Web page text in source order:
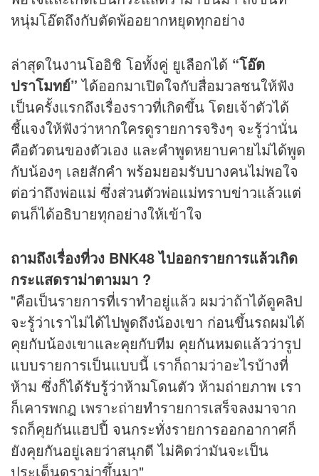
หนุ่มโอ๊ตถึงกับตัดพ้ออยากหยุดทุกอย่าง
ล่าสุดในงานโออิชิ โอทั้งคู่ ยูเลือกได้ “โอ๊ต
ปราโมทย์”ได้ออกมาเปิดใจกับสื่อมวลชนให้ฟัง
เป็นครั้งแรกถึงเรื่องราวที่เกิดขึ้น โดยเจ้าตัวได้
ชี้แจงให้ฟังว่าหากใครดูรายการจริงๆ จะรู้ว่านั่น
คือตัวตนของตัวเอง และคำพูดหยาบคายไม่ได้พูด
กับน้องๆ เลยสักคำ พร้อมยอมรับบางคนไม่พอใจ
ต่อว่าถึงพ่อแม่ ซึ่งส่วนตัวพ่อแม่ทราบข่าวแล้วแต่
ตนก็ได้อธิบายทุกอย่างให้เข้าใจ
ถามถึงเรื่องที่วง BNK48 ไปออกรายการแล้วเกิด
กระแสดราม่าตามมา ?
"คือเป็นรายการที่เราทำอยู่แล้ว ผมว่าถ้าได้ดูคลิป
จะรู้ว่าเราไม่ได้ไปพูดถึงน้องเขา ก่อนขึ้นรถผมได้
คุยกับน้องเขาและคุยกับทีม คุยกันหมดแล้วว่ารูป
แบบรายการเป็นแบบนี้ เราก็ถามว่าอะไรบ้างที่
ห้าม ซึ่งก็ได้รับรู้ว่าห้ามโดนตัว ห้ามถ่ายภาพ เรา
ก็เคารพกฎ เพราะถ่ายทำรายการเสร็จลงมาจาก
รถก็คุยกันแฮปปี้ จนกระทั่งรายการออกอากาศก็
ยังคุยกันอยู่เลยว่าสนุกดี ไม่คิดว่ามันจะเป็น
ประเด็นดราม่าขึ้นมา"